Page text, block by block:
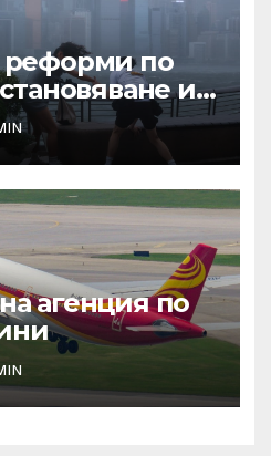
реформи по
и
част
агенция по